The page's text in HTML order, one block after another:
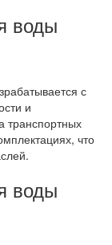
воды
с
и
транспортных
что
воды